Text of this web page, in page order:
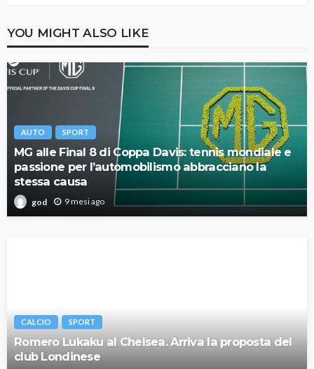
YOU MIGHT ALSO LIKE
AUTO SPORT
MG alle Final 8 di Coppa Davis: tennis mondiale e
passione per l’automobilismo abbracciano la
stessa causa
god 9 mesi ago
CALCIO SPORT
Romero Lukaku al Chelsea. Arriva la proposta del
club Londinese